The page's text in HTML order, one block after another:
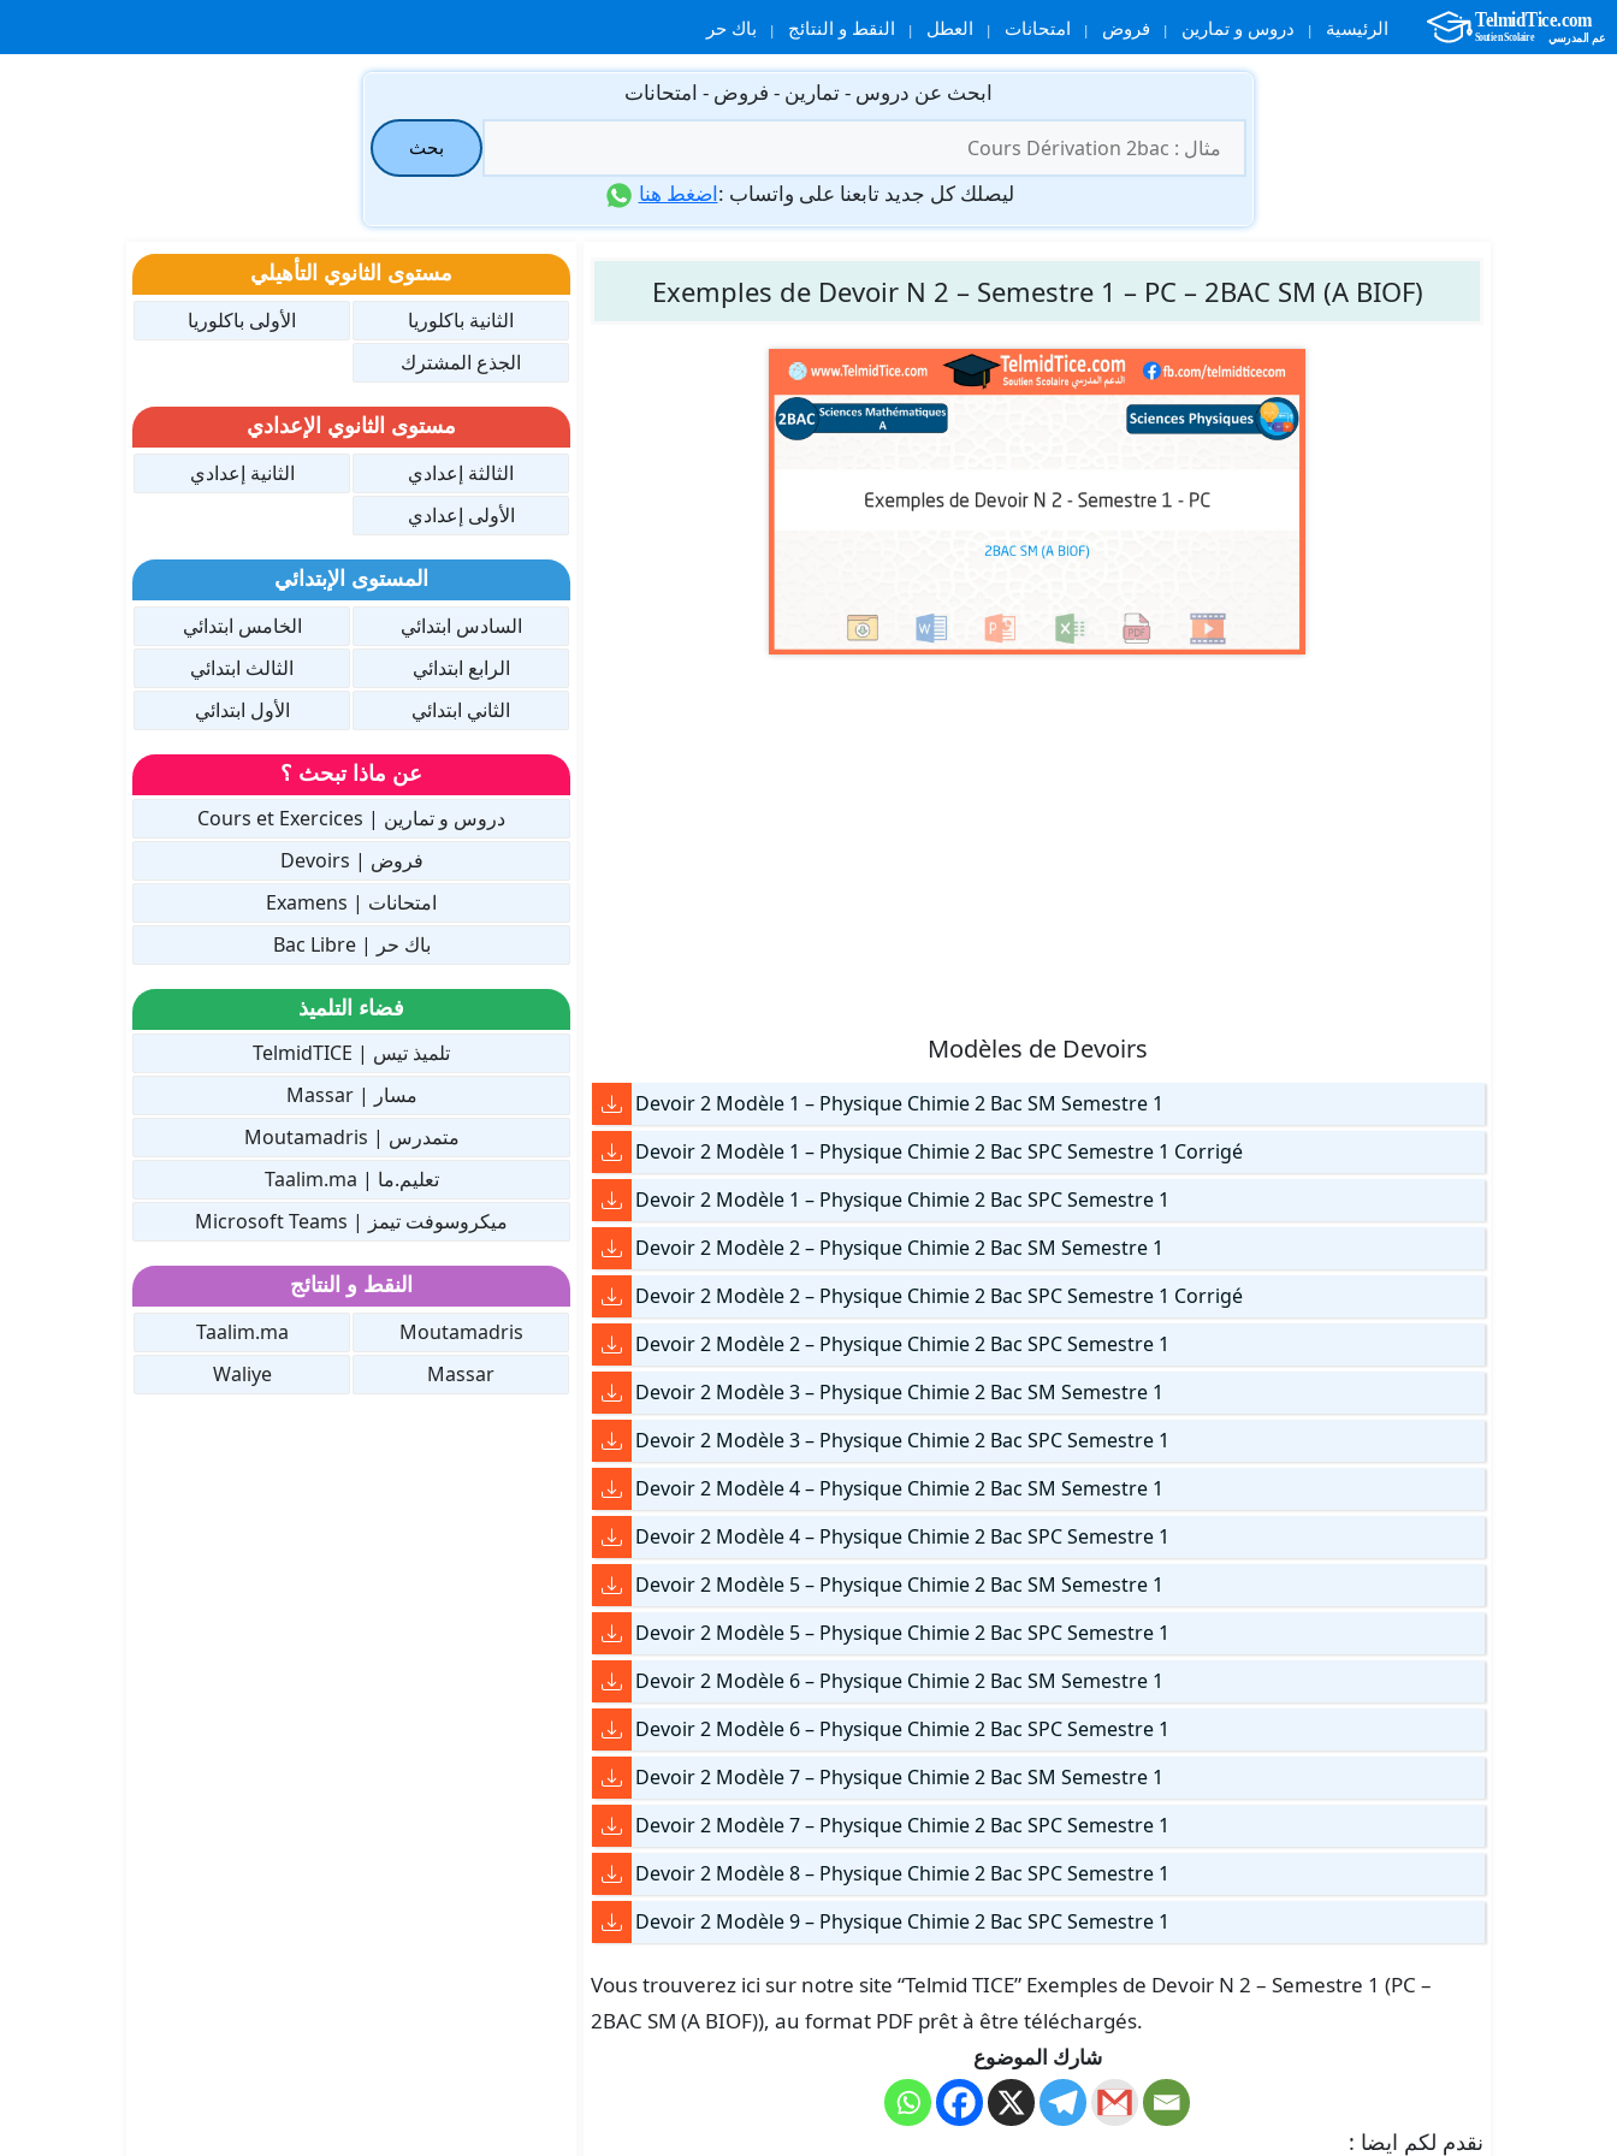
الرئيسية دروس و تمارين فروض امتحانات العطل النقط و النتائج باك حر
ابحث عن دروس - تمارين - فروض - امتحانات
عن:
بحث
ليصلك كل جديد تابعنا على واتساب :اضغط هنا
Exemples de Devoir N 2 – Semestre 1 – PC – 2BAC SM (A BIOF)
Modèles de Devoirs
Devoir 2 Modèle 1 – Physique Chimie 2 Bac SM Semestre 1
Devoir 2 Modèle 1 – Physique Chimie 2 Bac SPC Semestre 1 Corrigé
Devoir 2 Modèle 1 – Physique Chimie 2 Bac SPC Semestre 1
Devoir 2 Modèle 2 – Physique Chimie 2 Bac SM Semestre 1
Devoir 2 Modèle 2 – Physique Chimie 2 Bac SPC Semestre 1 Corrigé
Devoir 2 Modèle 2 – Physique Chimie 2 Bac SPC Semestre 1
Devoir 2 Modèle 3 – Physique Chimie 2 Bac SM Semestre 1
Devoir 2 Modèle 3 – Physique Chimie 2 Bac SPC Semestre 1
Devoir 2 Modèle 4 – Physique Chimie 2 Bac SM Semestre 1
Devoir 2 Modèle 4 – Physique Chimie 2 Bac SPC Semestre 1
Devoir 2 Modèle 5 – Physique Chimie 2 Bac SM Semestre 1
Devoir 2 Modèle 5 – Physique Chimie 2 Bac SPC Semestre 1
Devoir 2 Modèle 6 – Physique Chimie 2 Bac SM Semestre 1
Devoir 2 Modèle 6 – Physique Chimie 2 Bac SPC Semestre 1
Devoir 2 Modèle 7 – Physique Chimie 2 Bac SM Semestre 1
Devoir 2 Modèle 7 – Physique Chimie 2 Bac SPC Semestre 1
Devoir 2 Modèle 8 – Physique Chimie 2 Bac SPC Semestre 1
Devoir 2 Modèle 9 – Physique Chimie 2 Bac SPC Semestre 1
Vous trouverez ici sur notre site “Telmid TICE” Exemples de Devoir N 2 – Semestre 1 (PC –
2BAC SM (A BIOF)), au format PDF prêt à être téléchargés.
شارك الموضوع
نقدم لكم ايضا :
مستوى الثانوي التأهيلي
الثانية باكلوريا
الأولى باكلوريا
الجذع المشترك
مستوى الثانوي الإعدادي
الثالثة إعدادي
الثانية إعدادي
الأولى إعدادي
المستوى الإبتدائي
السادس ابتدائي
الخامس ابتدائي
الرابع ابتدائي
الثالث ابتدائي
الثاني ابتدائي
الأول ابتدائي
عن ماذا تبحث ؟
دروس و تمارين | Cours et Exercices
فروض | Devoirs
امتحانات | Examens
باك حر | Bac Libre
فضاء التلميذ
تلميذ تيس | TelmidTICE
مسار | Massar
متمدرس | Moutamadris
تعليم.ما | Taalim.ma
ميكروسوفت تيمز | Microsoft Teams
النقط و النتائج
Moutamadris
Taalim.ma
Massar
Waliye